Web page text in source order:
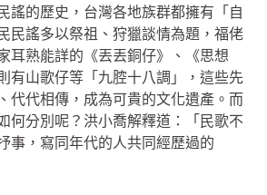
謠的歷史，台灣各地族群都擁有「自
民謠多以祭祖、狩獵談情為題，福佬
耳熟能詳的《丟丟銅仔》、《思想
有山歌仔等「九腔十八調」，這些先
代代相傳，成為可貴的文化遺產。而
何分別呢？洪小喬解釋道：「民歌不
事，寫同年代的人共同經歷過的